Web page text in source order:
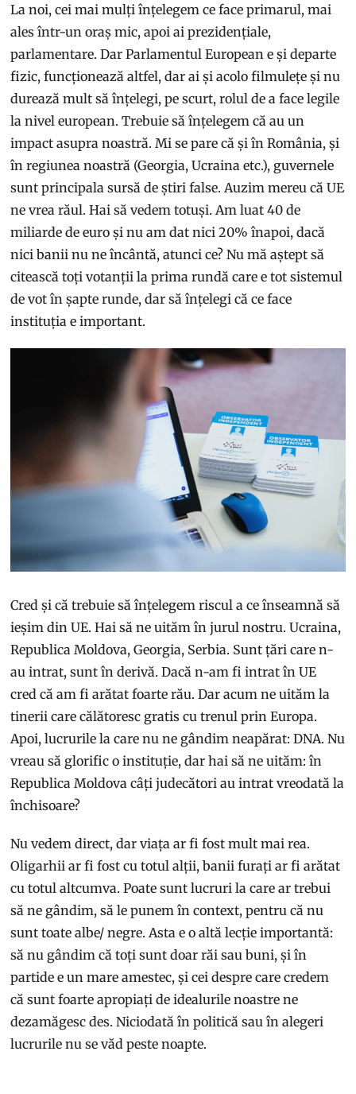
La noi, cei mai mulți înțelegem ce face primarul, mai
ales într-un oraș mic, apoi ai prezidențiale,
parlamentare. Dar Parlamentul European e și departe
fizic, funcționează altfel, dar ai și acolo filmulețe și nu
durează mult să înțelegi, pe scurt, rolul de a face legile
la nivel european. Trebuie să înțelegem că au un
impact asupra noastră. Mi se pare că și în România, și
în regiunea noastră (Georgia, Ucraina etc.), guvernele
sunt principala sursă de știri false. Auzim mereu că UE
ne vrea răul. Hai să vedem totuși. Am luat 40 de
miliarde de euro și nu am dat nici 20% înapoi, dacă
nici banii nu ne încântă, atunci ce? Nu mă aștept să
citească toți votanții la prima rundă care e tot sistemul
de vot în șapte runde, dar să înțelegi că ce face
instituția e important.
Cred și că trebuie să înțelegem riscul a ce înseamnă să
ieșim din UE. Hai să ne uităm în jurul nostru. Ucraina,
Republica Moldova, Georgia, Serbia. Sunt țări care n-
au intrat, sunt în derivă. Dacă n-am fi intrat în UE
cred că am fi arătat foarte rău. Dar acum ne uităm la
tinerii care călătoresc gratis cu trenul prin Europa.
Apoi, lucrurile la care nu ne gândim neapărat: DNA. Nu
vreau să glorific o instituție, dar hai să ne uităm: în
Republica Moldova câți judecători au intrat vreodată la
închisoare?
Nu vedem direct, dar viața ar fi fost mult mai rea.
Oligarhii ar fi fost cu totul alții, banii furați ar fi arătat
cu totul altcumva. Poate sunt lucruri la care ar trebui
să ne gândim, să le punem în context, pentru că nu
sunt toate albe/ negre. Asta e o altă lecție importantă:
să nu gândim că toți sunt doar răi sau buni, și în
partide e un mare amestec, și cei despre care credem
că sunt foarte apropiați de idealurile noastre ne
dezamăgesc des. Niciodată în politică sau în alegeri
lucrurile nu se văd peste noapte.